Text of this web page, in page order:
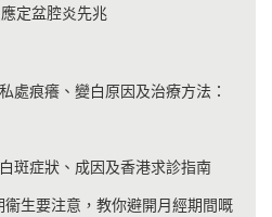
定盆腔炎先兆
處痕癢、變白原因及治療方法：
斑症狀、成因及香港求診指南
生要注意，教你避開月經期間嘅